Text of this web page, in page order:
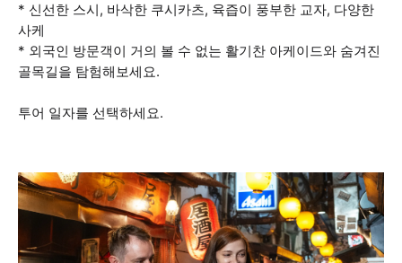
* 신선한 스시, 바삭한 쿠시카츠, 육즙이 풍부한 교자, 다양한
사케
* 외국인 방문객이 거의 볼 수 없는 활기찬 아케이드와 숨겨진
골목길을 탐험해보세요.
투어 일자를 선택하세요.